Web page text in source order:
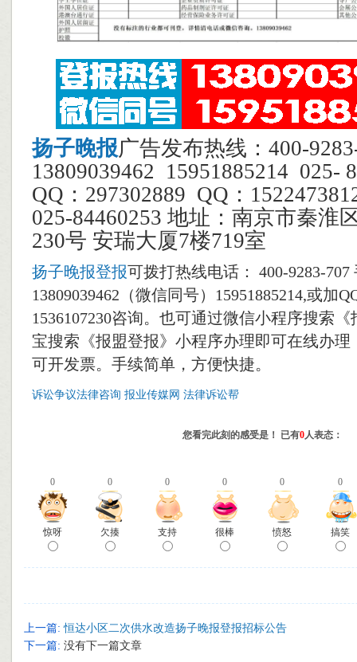
扬子晚报广告发布热线：400-
13809039462 15951885214
QQ：297302889 QQ：
025-84460253 地址：南京市秦淮
230号 安瑞大厦7楼719室
扬子晚报登报可拨打热线电话： 400-9283-707
13809039462（微信同号）15951885214,或加
1536107230咨询。也可通过微信小程序搜索
宝搜索《报盟登报》小程序办理即可在线办理
可开发票。手续简单，方便快捷。
诉讼争议法律咨询 报业传媒网 法律诉讼帮
您看完此刻的感受是！ 已有0人表态：
0 0 0 0 0 0
惊呀 欠揍 支持 很棒 愤怒 搞笑
上一篇: 恒达小区二次供水改造扬子晚报登报招标公告
下一篇: 没有下一篇文章